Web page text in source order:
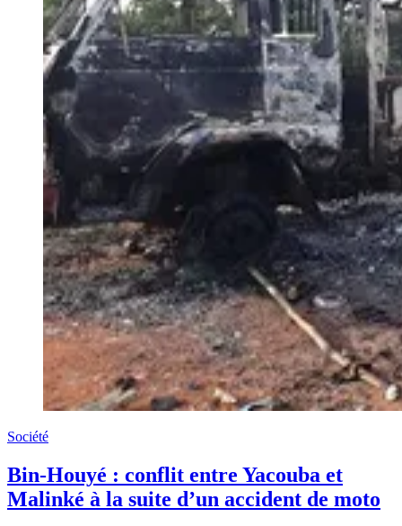
Société
Bin-Houyé : conflit entre Yacouba et
Malinké à la suite d’un accident de moto